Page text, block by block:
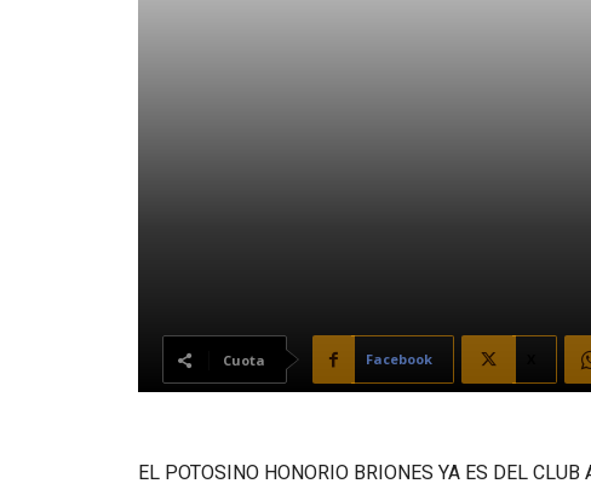
Cuota Facebook
EL POTOSINO HONORIO BRIONES YA ES DEL CLUB